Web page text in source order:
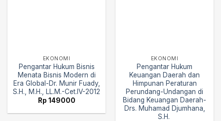
EKONOMI
Pengantar Hukum Bisnis
Menata Bisnis Modern di
Era Global-Dr. Munir Fuady,
S.H., M.H., LL.M.-Cet.IV-2012
Rp 149000
EKONOMI
Pengantar Hukum
Keuangan Daerah dan
Himpunan Peraturan
Perundang-Undangan di
Bidang Keuangan Daerah-
Drs. Muhamad Djumhana,
S.H.